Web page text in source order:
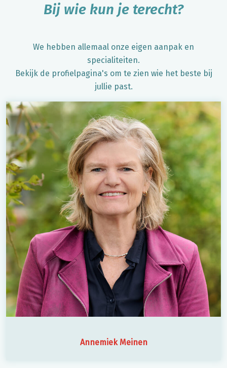
Bij wie kun je terecht?
We hebben allemaal onze eigen aanpak en
specialiteiten.
Bekijk de profielpagina's om te zien wie het beste bij
jullie past.
Annemiek Meinen